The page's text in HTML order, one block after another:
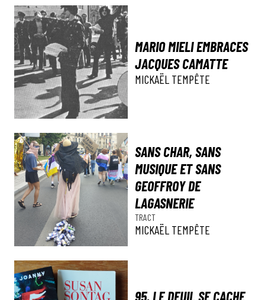
MARIO MIELI EMBRACES
JACQUES CAMATTE
MICKAËL TEMPÊTE
SANS CHAR, SANS
MUSIQUE ET SANS
GEOFFROY DE
LAGASNERIE
TRACT
MICKAËL TEMPÊTE
95, LE DEUIL SE CACHE